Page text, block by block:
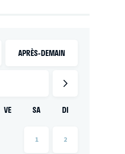
APRÈS-DEMAIN
VE SA DI
1 2